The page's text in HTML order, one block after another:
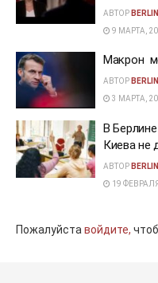
АВТОР
9 МАРТА,
Макрон
АВТОР
3 МАРТА,
В
Киева не
АВТОР
19
Пожалуйставойдите,